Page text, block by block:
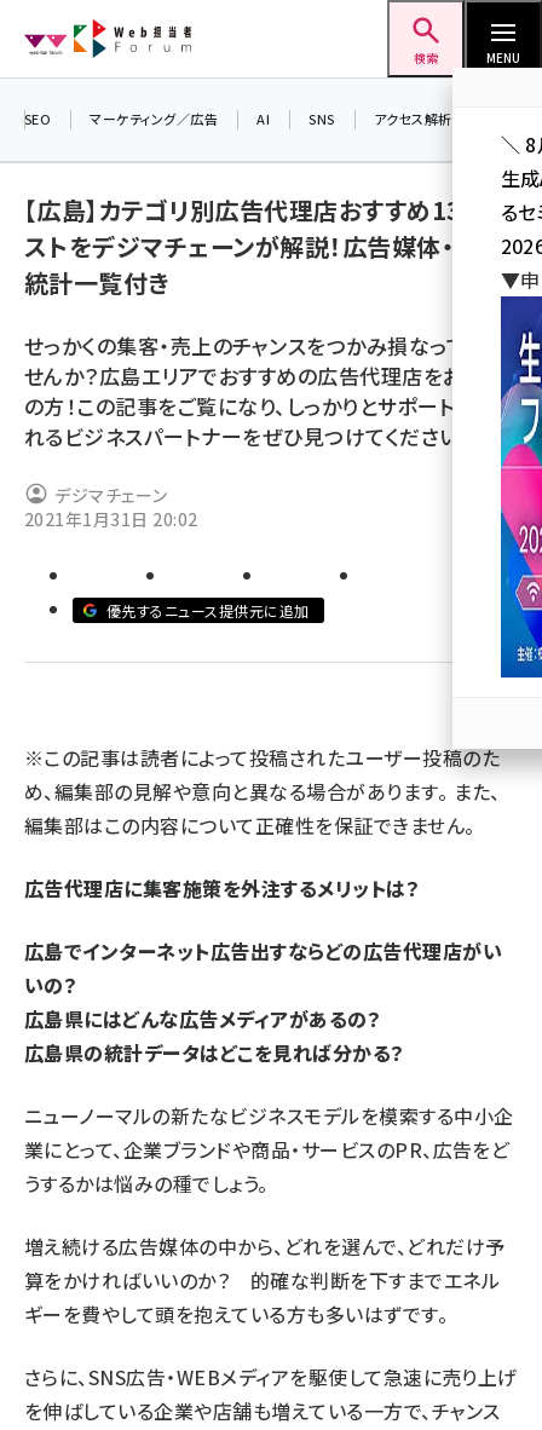
ン
検索 MENU
seo (3528)
youtube (2439)
note (2315)
セミナー (2308)
z世代 (1623)
llmo (1166)
SEO マーケティング／広告 AI SNS アクセス解析／データ分析
【広島】カテゴリ別広告代理店おすすめ13社リ
ストをデジマチェーンが解説！広告媒体・重要
統計一覧付き
せっかくの集客・売上のチャンスをつかみ損なっていま
せんか？広島エリアでおすすめの広告代理店をお探し
の方！この記事をご覧になり、しっかりとサポートしてく
れるビジネスパートナーをぜひ見つけてください。
デジマチェーン
2021年1月31日 20:02
優先するニュース提供元に追加
※この記事は読者によって投稿されたユーザー投稿のた
め、編集部の見解や意向と異なる場合があります。 また、
編集部はこの内容について正確性を保証できません。
広告代理店に集客施策を外注するメリットは？
広島でインターネット広告出すならどの広告代理店がい
いの？
広島県にはどんな広告メディアがあるの？
広島県の統計データはどこを見れば分かる？
ニューノーマルの新たなビジネスモデルを模索する中小企
業にとって、企業ブランドや商品・サービスのPR、広告をど
うするかは悩みの種でしょう。
増え続ける広告媒体の中から、どれを選んで、どれだけ予
算をかければいいのか？ 的確な判断を下すまでエネル
ギーを費やして頭を抱えている方も多いはずです。
さらに、SNS広告・WEBメディアを駆使して急速に売り上げ
を伸ばしている企業や店舗も増えている一方で、チャンス
＼ 8
生
る
▼申